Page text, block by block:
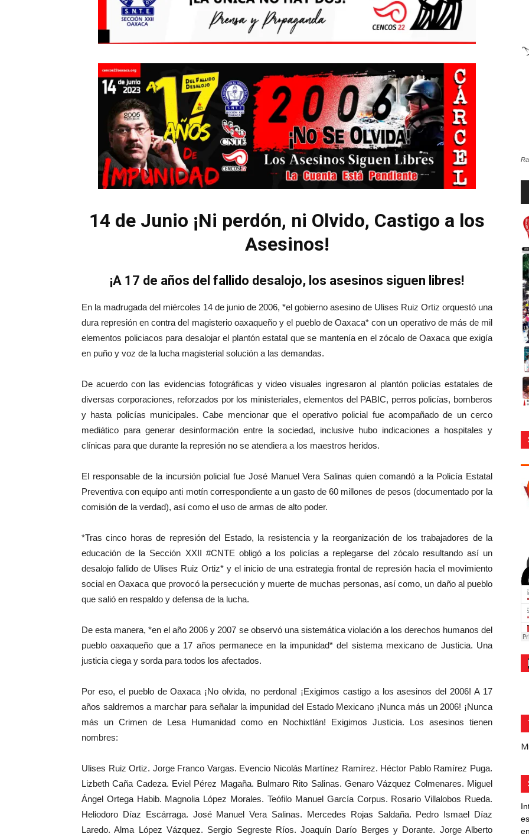
14 de Junio ¡Ni perdón, ni Olvido, Castigo a los
Asesinos!
¡A 17 de años del fallido desalojo, los asesinos siguen libres!
En la madrugada del miércoles 14 de junio de 2006, *el gobierno asesino de Ulises Ruiz Ortiz orquestó una
dura represión en contra del magisterio oaxaqueño y el pueblo de Oaxaca* con un operativo de más de mil
elementos policiacos para desalojar el plantón estatal que se mantenía en el zócalo de Oaxaca que exigía
en puño y voz de la lucha magisterial solución a las demandas.
De acuerdo con las evidencias fotográficas y video visuales ingresaron al plantón policías estatales de
diversas corporaciones, reforzados por los ministeriales, elementos del PABIC, perros policías, bomberos
y hasta policías municipales. Cabe mencionar que el operativo policial fue acompañado de un cerco
mediático para generar desinformación entre la sociedad, inclusive hubo indicaciones a hospitales y
clínicas para que durante la represión no se atendiera a los maestros heridos.
El responsable de la incursión policial fue José Manuel Vera Salinas quien comandó a la Policía Estatal
Preventiva con equipo anti motín correspondiente a un gasto de 60 millones de pesos (documentado por la
comisión de la verdad), así como el uso de armas de alto poder.
*Tras cinco horas de represión del Estado, la resistencia y la reorganización de los trabajadores de la
educación de la Sección XXII #CNTE obligó a los policías a replegarse del zócalo resultando así un
desalojo fallido de Ulises Ruiz Ortiz* y el inicio de una estrategia frontal de represión hacia el movimiento
social en Oaxaca que provocó la persecución y muerte de muchas personas, así como, un daño al pueblo
que salió en respaldo y defensa de la lucha.
De esta manera, *en el año 2006 y 2007 se observó una sistemática violación a los derechos humanos del
pueblo oaxaqueño que a 17 años permanece en la impunidad* del sistema mexicano de Justicia. Una
justicia ciega y sorda para todos los afectados.
Por eso, el pueblo de Oaxaca ¡No olvida, no perdona! ¡Exigimos castigo a los asesinos del 2006! A 17
años saldremos a marchar para señalar la impunidad del Estado Mexicano ¡Nunca más un 2006! ¡Nunca
más un Crimen de Lesa Humanidad como en Nochixtlán! Exigimos Justicia. Los asesinos tienen
nombres:
Ulises Ruiz Ortiz. Jorge Franco Vargas. Evencio Nicolás Martínez Ramírez. Héctor Pablo Ramírez Puga.
Lizbeth Caña Cadeza. Eviel Pérez Magaña. Bulmaro Rito Salinas. Genaro Vázquez Colmenares. Miguel
Ángel Ortega Habib. Magnolia López Morales. Teófilo Manuel García Corpus. Rosario Villalobos Rueda.
Heliodoro Díaz Escárraga. José Manuel Vera Salinas. Mercedes Rojas Saldaña. Pedro Ismael Díaz
Laredo. Alma López Vázquez. Sergio Segreste Ríos. Joaquín Darío Berges y Dorante. Jorge Alberto